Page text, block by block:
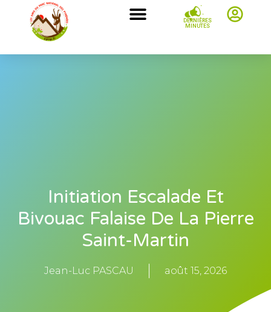
DERNIÈRES
MINUTES
Initiation Escalade Et
Bivouac Falaise De La Pierre
Saint-Martin
Jean-Luc PASCAU août 15, 2026